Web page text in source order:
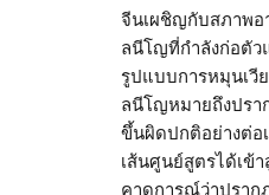
จีนเผชิญกับสภาพ
ลนีโญที่กำลังก่อตัว
รูปแบบการหมุนเวี
ลนีโญหมายถึงปรา
ขึ้นผิดปกติอย่างต่อ
เส้นศูนย์สูตรได้เข้
คาดการณ์ว่าปราก